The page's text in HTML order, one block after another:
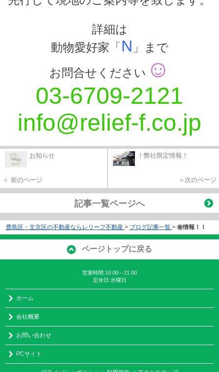
詳細は
動物愛好家「N 」まで
お問合せください ☺
03-6709-2121
info@relief-f.co.jp
お知らせ
＜ 前のページ
！弊社限定情報！
＞次のページ
記事一覧ページへ
豊島区・文京区の不動産ならレリーフ不動産 > ブログ記事一覧 > ㊙情報！！
ページトップに戻る
営業時間:10:00～21:00
定休日:水曜日
ホーム
会社概要
お問い合わせ
PCサイト